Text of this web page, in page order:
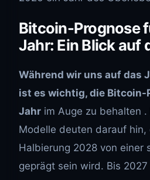
Bitcoin-Prognose
Jahr: Ein Blick auf
Während wir uns auf das
ist es wichtig, die
Jahr im Auge zu behalten
Modelle deuten darauf
Halbierung 2028 von einer
geprägt sein wird. Bis